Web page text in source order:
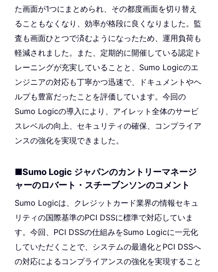
た画面が1つにまとめられ、その都度画面を切り替え
ることもなくなり、効率が格段に良くなりました。監
査も画面ひとつで済むようになったため、運用負荷も
軽減されました。また、定期的に開催している認定ト
レーニングが充実していることと、Sumo Logicのエ
ンジニアの対応も丁寧かつ迅速で、ドキュメントやヘ
ルプも豊富だったことを評価しています。今回の
Sumo Logicの導入により、アイレット全体のサービ
スレベルの向上、セキュリティの確保、コンプライア
ンスの強化を実現できました。
■Sumo Logic ジャパンのカントリーマネージ
ャーのロバート・スチーブンソンのコメント
Sumo Logicは、クレジットカード業界の情報セキュ
リティの国際基準のPCI DSSに標準で対応していま
す。今回、PCI DSSの仕組みをSumo Logicに一元化
していただくことで、システムの最適化とPCI DSSへ
の対応によるコンプライアンスの強化を実現すること